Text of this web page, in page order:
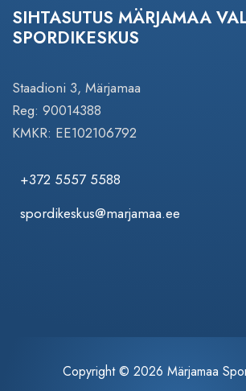
SIHTASUTUS MÄRJAMAA
SPORDIKESKUS
Staadioni 3, Märjamaa
Reg: 90014388
KMKR: EE102106792
+372 5557 5588
spordikeskus@marjamaa.ee
Copyright © 2026 Märjamaa